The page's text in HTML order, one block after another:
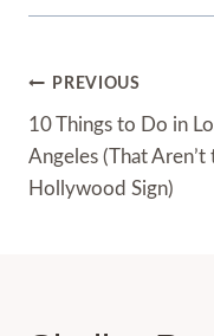
Post
Navigation
PREVIOUS
10 Things to Do in
Angeles (That Aren’t
Hollywood Sign)